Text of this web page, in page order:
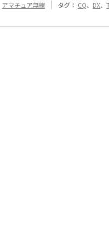
アマチュア無線 タグ： CQ、 DX、